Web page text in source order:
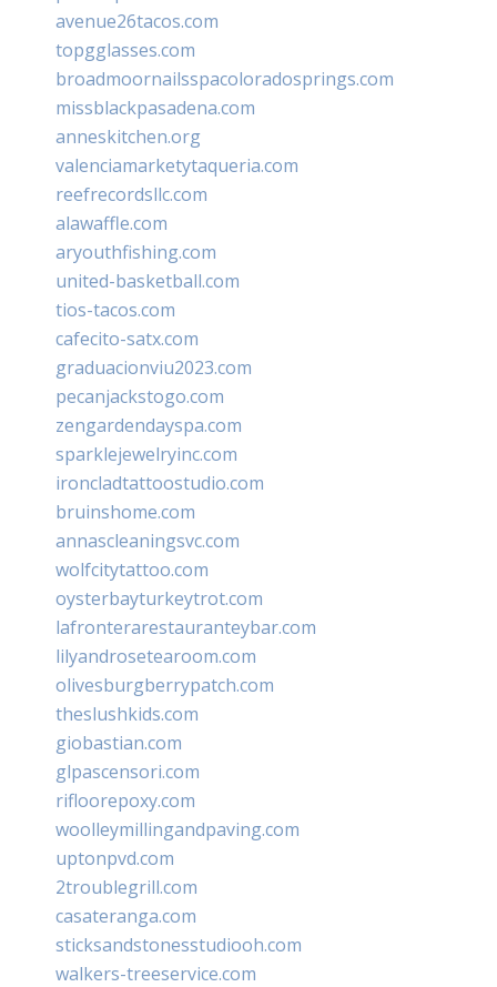
avenue26tacos.com
topgglasses.com
broadmoornailsspacoloradosprings.com
missblackpasadena.com
anneskitchen.org
valenciamarketytaqueria.com
reefrecordsllc.com
alawaffle.com
aryouthfishing.com
united-basketball.com
tios-tacos.com
cafecito-satx.com
graduacionviu2023.com
pecanjackstogo.com
zengardendayspa.com
sparklejewelryinc.com
ironcladtattoostudio.com
bruinshome.com
annascleaningsvc.com
wolfcitytattoo.com
oysterbayturkeytrot.com
lafronterarestauranteybar.com
lilyandrosetearoom.com
olivesburgberrypatch.com
theslushkids.com
giobastian.com
glpascensori.com
rifloorepoxy.com
woolleymillingandpaving.com
uptonpvd.com
2troublegrill.com
casateranga.com
sticksandstonesstudiooh.com
walkers-treeservice.com